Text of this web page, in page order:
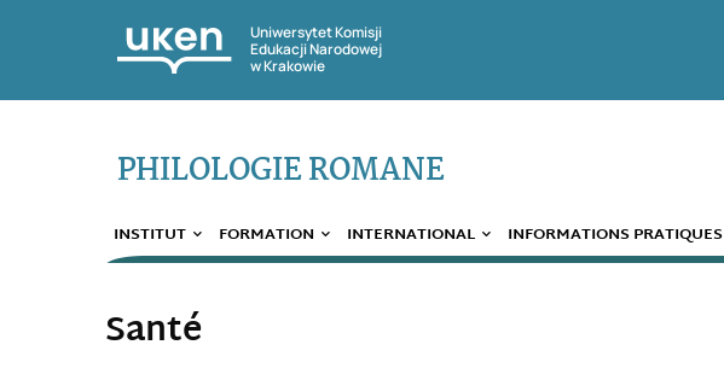
Uniwersytet Komisji
Edukacji Narodowej
w Krakowie
PHILOLOGIE ROMANE
INSTITUT FORMATION INTERNATIONAL INFORMATIONS PRATIQUES
Santé